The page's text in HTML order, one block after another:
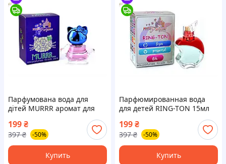
Парфумована вода для
дітей MURRR аромат для
нотами грейпфрута іланг-
ілангу 20мл
199₴
397 ₴ -50%
Купить
Парфюмированная вода
для детей RING-TON 15мл
нотами груши мандарина
ванили
199₴
397 ₴ -50%
Купить